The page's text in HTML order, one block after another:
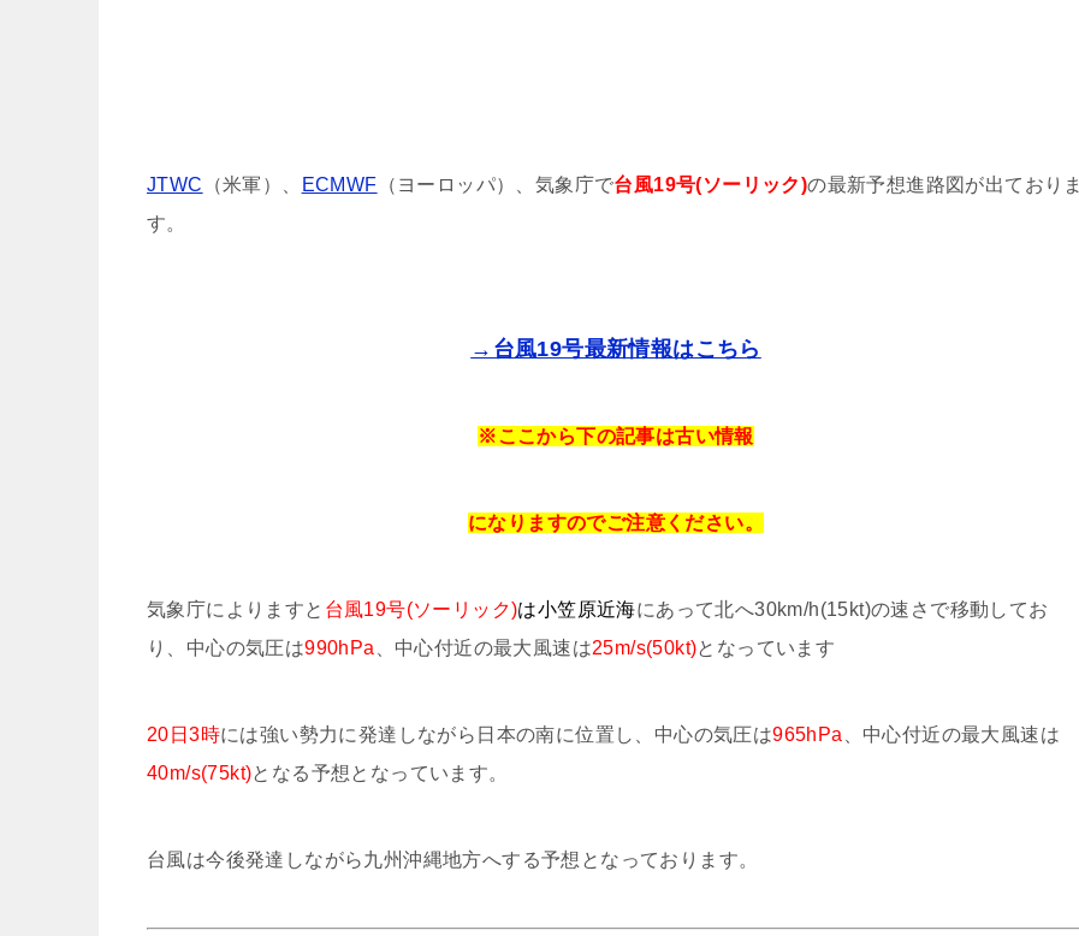
JTWC （米軍）、 ECMWF （ヨーロッパ）、気象庁で台風19号(ソーリック)の最新予想進路図が出ておりま
す。
→台風19号最新情報はこちら
※ここから下の記事は古い情報
になりますのでご注意ください。
気象庁によりますと 台風19号(ソーリック)は小笠原近海にあって北へ30km/h(15kt)の速さで移動してお
り、中心の気圧は990hPa 、中心付近の最大風速は25m/s(50kt)となっています
20日3時には強い勢力に発達しながら日本の南に位置し、中心の気圧は965hPa 、中心付近の最大風速は
40m/s(75kt)となる予想となっています。
台風は今後発達しながら九州沖縄地方へする予想となっております。